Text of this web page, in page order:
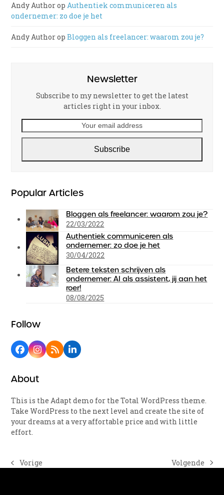
Andy AuthoropAuthentiek communiceren als
ondernemer: zo doe je het
Andy AuthoropBloggen als freelancer: waarom zou je?
Newsletter
Subscribe to my newsletter to get the latest
articles right in your inbox.
email
Subscribe
Popular Articles
Bloggen als freelancer: waarom zou je?
22/03/2022
Authentiek communiceren als
ondernemer: zo doe je het
30/04/2022
Betere teksten schrijven als
ondernemer: AI als assistent, jij aan het
roer!
08/08/2025
Follow
Facebook
Instagram
RSSLinkedIn
About
This is the Adapt demo for the Total WordPress theme.
Take WordPress to the next level and create the site of
your dreams at a very affortable price and with little
effort.
previous
Vorige
next
Volgende